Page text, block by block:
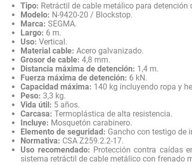
Tipo: Retráctil de cable metálico para detención
Modelo: N-9420-20 / Blockstop.
Marca: SEGMA.
Largo: 6 m.
Uso: Vertical.
Material cable: Acero galvanizado.
Grosor de cable: 4,8 mm.
Distancia máxima de detención: 1,4 m.
Fuerza máxima de detención: 6 kN.
Capacidad máxima: 140 kg incluyendo ropa y
Peso: 3,3 kg.
Vida útil: 5 años.
Carcasa: Termoplástica de alta resistencia.
Incluye: Mosquetón carabinero.
Elemento de seguridad: Gancho con testigo de
Normativa: CSA Z259.2.2-17.
Uso recomendado: Protección contra caídas
sistema retráctil de cable metálico con frenado